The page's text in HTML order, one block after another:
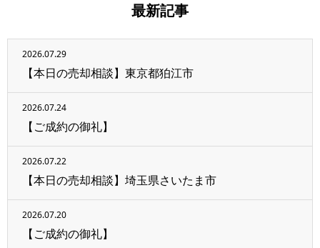
最新記事
2026.07.29
【本日の売却相談】東京都狛江市
2026.07.24
【ご成約の御礼】
2026.07.22
【本日の売却相談】埼玉県さいたま市
2026.07.20
【ご成約の御礼】